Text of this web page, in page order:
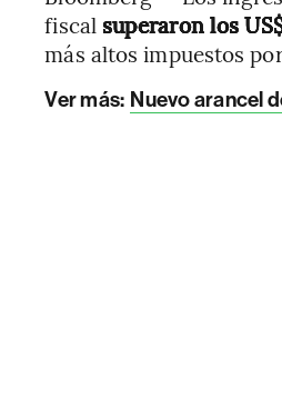
fiscal superaron los
más altos impuestos
Ver más: Nuevo arancel